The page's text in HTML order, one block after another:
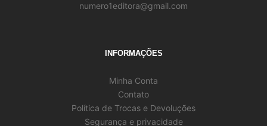
numero1editora@gmail.com
INFORMAÇÕES
Minha Conta
Contato
Política de Trocas e Devoluções
Segurança e privacidade